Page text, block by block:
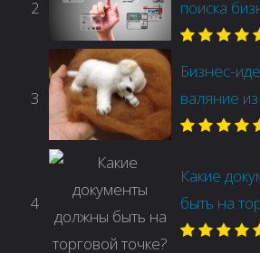
2
поиска
3
Бизнес-
валяние
4
Какие
быть на